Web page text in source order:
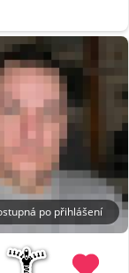
po přihlášení